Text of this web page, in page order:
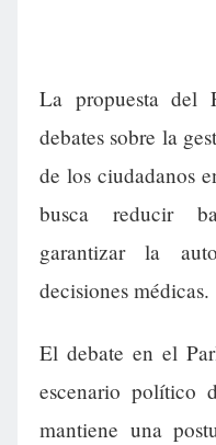
La propuesta del
debates sobre la
de los ciudadanos
busca reducir
garantizar la
decisiones médicas.
El debate en el
escenario político
mantiene una